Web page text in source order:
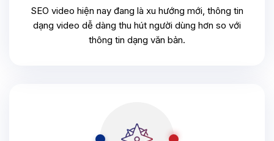
SEO video hiện nay đang là xu hướng mới, thông tin
dạng video dễ dàng thu hút người dùng hơn so với
thông tin dạng văn bản.